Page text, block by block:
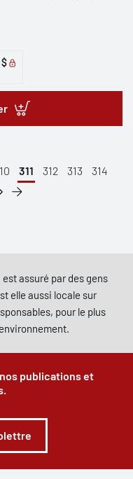
311 312 313
314
assuré par des gens
elle aussi locale sur
pour le plus
publications et